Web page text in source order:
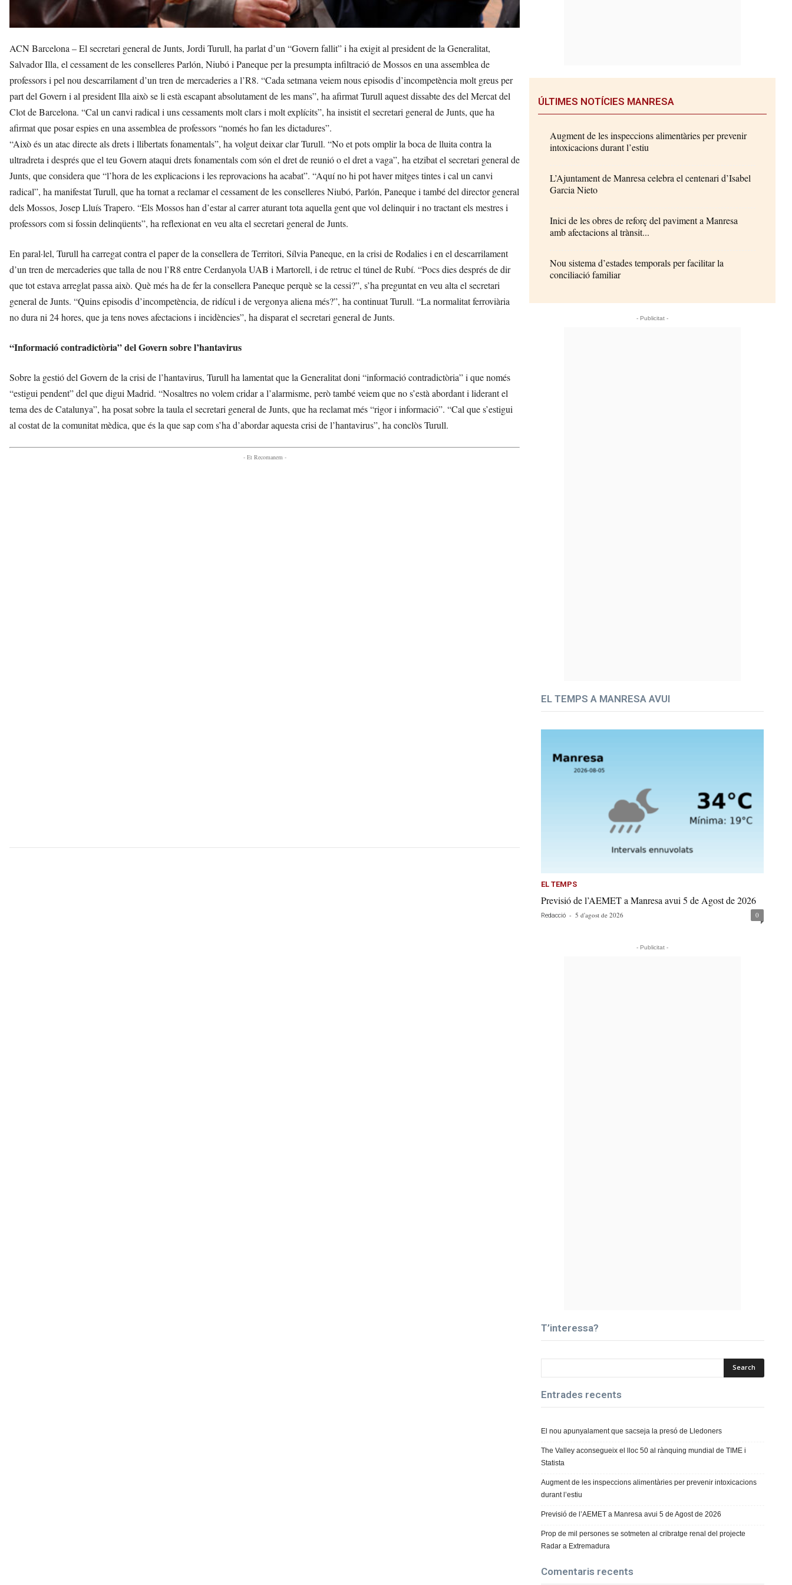
ACN Barcelona – El secretari general de Junts, Jordi Turull, ha parlat d’un “Govern fallit” i ha exigit al president de la Generalitat,
Salvador Illa, el cessament de les conselleres Parlón, Niubó i Paneque per la presumpta infiltració de Mossos en una assemblea de
professors i pel nou descarrilament d’un tren de mercaderies a l’R8. “Cada setmana veiem nous episodis d’incompetència molt greus per
part del Govern i al president Illa això se li està escapant absolutament de les mans”, ha afirmat Turull aquest dissabte des del Mercat del
Clot de Barcelona. “Cal un canvi radical i uns cessaments molt clars i molt explícits”, ha insistit el secretari general de Junts, que ha
afirmat que posar espies en una assemblea de professors “només ho fan les dictadures”.
“Això és un atac directe als drets i llibertats fonamentals”, ha volgut deixar clar Turull. “No et pots omplir la boca de lluita contra la
ultradreta i després que el teu Govern ataqui drets fonamentals com són el dret de reunió o el dret a vaga”, ha etzibat el secretari general de
Junts, que considera que “l’hora de les explicacions i les reprovacions ha acabat”. “Aquí no hi pot haver mitges tintes i cal un canvi
radical”, ha manifestat Turull, que ha tornat a reclamar el cessament de les conselleres Niubó, Parlón, Paneque i també del director general
dels Mossos, Josep Lluís Trapero. “Els Mossos han d’estar al carrer aturant tota aquella gent que vol delinquir i no tractant els mestres i
professors com si fossin delinqüents”, ha reflexionat en veu alta el secretari general de Junts.
En paral·lel, Turull ha carregat contra el paper de la consellera de Territori, Sílvia Paneque, en la crisi de Rodalies i en el descarrilament
d’un tren de mercaderies que talla de nou l’R8 entre Cerdanyola UAB i Martorell, i de retruc el túnel de Rubí. “Pocs dies després de dir
que tot estava arreglat passa això. Què més ha de fer la consellera Paneque perquè se la cessi?”, s’ha preguntat en veu alta el secretari
general de Junts. “Quins episodis d’incompetència, de ridícul i de vergonya aliena més?”, ha continuat Turull. “La normalitat ferroviària
no dura ni 24 hores, que ja tens noves afectacions i incidències”, ha disparat el secretari general de Junts.
“Informació contradictòria” del Govern sobre l’hantavirus
Sobre la gestió del Govern de la crisi de l’hantavirus, Turull ha lamentat que la Generalitat doni “informació contradictòria” i que només
“estigui pendent” del que digui Madrid. “Nosaltres no volem cridar a l’alarmisme, però també veiem que no s’està abordant i liderant el
tema des de Catalunya”, ha posat sobre la taula el secretari general de Junts, que ha reclamat més “rigor i informació”. “Cal que s’estigui
al costat de la comunitat mèdica, que és la que sap com s’ha d’abordar aquesta crisi de l’hantavirus”, ha conclòs Turull.
- Et Recomanem -
ÚLTIMES NOTÍCIES MANRESA
Augment de les inspeccions alimentàries per prevenir
intoxicacions durant l’estiu
L’Ajuntament de Manresa celebra el centenari d’Isabel
Garcia Nieto
Inici de les obres de reforç del paviment a Manresa
amb afectacions al trànsit...
Nou sistema d’estades temporals per facilitar la
conciliació familiar
- Publicitat -
EL TEMPS A MANRESA AVUI
EL TEMPS
Previsió de l’AEMET a Manresa avui 5 de Agost de 2026
Redacció - 5 d'agost de 2026 0
- Publicitat -
T’interessa?
Entrades recents
El nou apunyalament que sacseja la presó de Lledoners
The Valley aconsegueix el lloc 50 al rànquing mundial de TIME i
Statista
Augment de les inspeccions alimentàries per prevenir intoxicacions
durant l’estiu
Previsió de l’AEMET a Manresa avui 5 de Agost de 2026
Prop de mil persones se sotmeten al cribratge renal del projecte
Radar a Extremadura
Comentaris recents